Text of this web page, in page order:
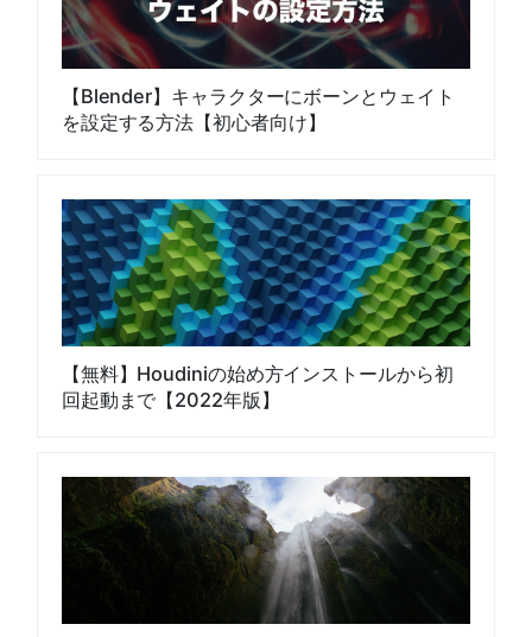
【Blender】キャラクターにボーンとウェイト
を設定する方法【初心者向け】
【無料】Houdiniの始め方インストールから初
回起動まで【2022年版】